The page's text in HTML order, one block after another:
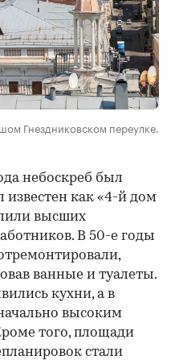
Гнездниковском переулке.
небоскреб был
известен как «4-й дом
высших
В 50-е годы
ванные и туалеты.
кухни, а в
высоким
того, площади
стали